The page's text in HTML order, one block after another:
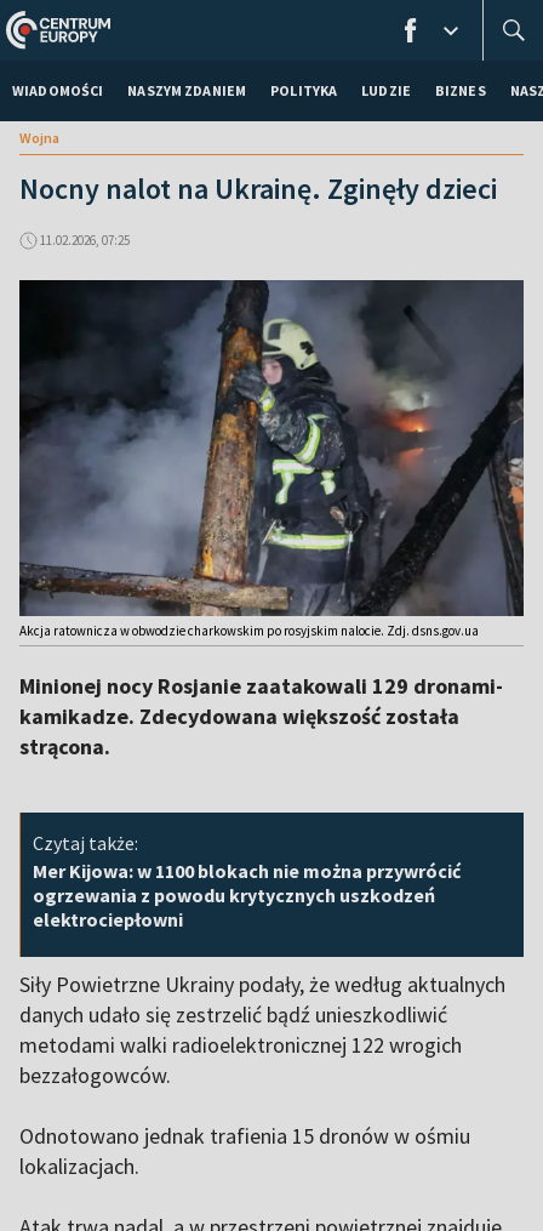
WIADOMOŚCI NASZYM ZDANIEM POLITYKA LUDZIE BIZNES
Wojna
Nocny nalot na Ukrainę. Zginęły dzieci
11.02.2026, 07:25
Akcja ratownicza w obwodzie charkowskim po rosyjskim nalocie. Zdj. dsns.gov.ua
Minionej nocy Rosjanie zaatakowali 129 dronami-
kamikadze. Zdecydowana większość została
strącona.
Czytaj także:
Mer Kijowa: w 1100 blokach nie można przywrócić
ogrzewania z powodu krytycznych uszkodzeń
elektrociepłowni
Siły Powietrzne Ukrainy podały, że według aktualnych
danych udało się zestrzelić bądź unieszkodliwić
metodami walki radioelektronicznej 122 wrogich
bezzałogowców.
Odnotowano jednak trafienia 15 dronów w ośmiu
lokalizacjach.